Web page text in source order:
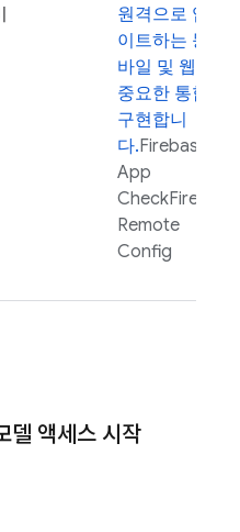
원격으로 업데
이트하는 등 모
바일 및 웹 앱에
중요한 통합을
구현합니
다.Firebase
App
CheckFirebase
Remote
Config
델 액세스 시작